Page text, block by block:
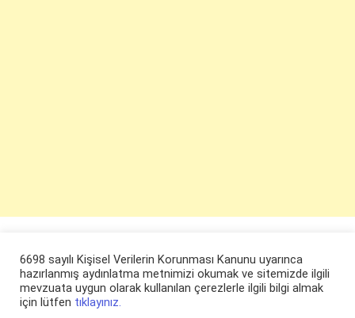
6698 sayılı Kişisel Verilerin Korunması Kanunu uyarınca
hazırlanmış aydınlatma metnimizi okumak ve sitemizde ilgili
mevzuata uygun olarak kullanılan çerezlerle ilgili bilgi almak
için lütfen tıklayınız.